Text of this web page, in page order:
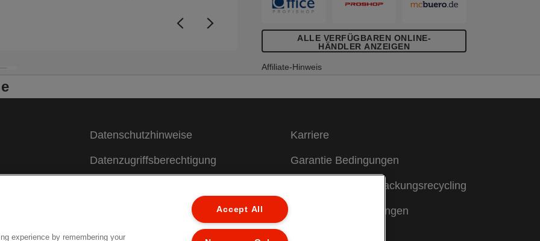
ALLE VERFÜGBAREN ONLINE-
HÄNDLER ANZEIGEN
Affiliate-Hinweis
Datenschutzhinweise
Datenzugriffsberechtigung
Impressum
Karriere
Garantie Bedingungen
Hinweise zum Verpackungsrecycling
Konformitätserklärungen
experience by remembering your
Accept All